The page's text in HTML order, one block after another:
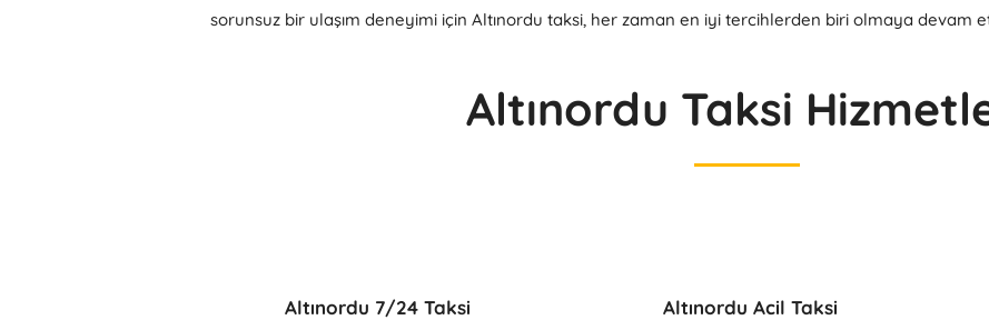
sorunsuz bir ulaşım deneyimi için Altınordu taksi, her zaman en iyi tercihlerden biri olmaya devam
Altınordu Taksi
Altınordu 7/24 Taksi Altınordu Acil Taksi